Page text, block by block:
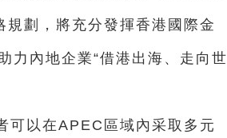
劃，將充分發揮香港國際金
力內地企業“借港出海、走向世
可以在APEC區域內采取多元